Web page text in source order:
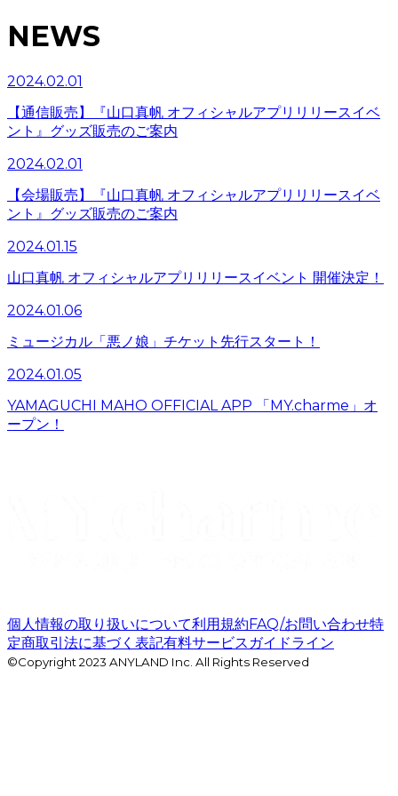
NEWS
2024.02.01
【通信販売】『山口真帆 オフィシャルアプリリリースイベ
ント』グッズ販売のご案内
2024.02.01
【会場販売】『山口真帆 オフィシャルアプリリリースイベ
ント』グッズ販売のご案内
2024.01.15
山口真帆 オフィシャルアプリリリースイベント 開催決定！
2024.01.06
ミュージカル「悪ノ娘」チケット先行スタート！
2024.01.05
YAMAGUCHI MAHO OFFICIAL APP 「MY.charme」オ
ープン！
個人情報の取り扱いについて利用規約FAQ/お問い合わせ特
定商取引法に基づく表記有料サービスガイドライン
©Copyright 2023 ANYLAND Inc. All Rights Reserved